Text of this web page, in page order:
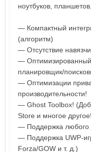
ноутбуков,
— Компактный
(алгоритм)
— Отсутствие
—
планировщик/
— Оптимизации
производительности!
— Ghost Toolbox!
Store и многое
— Поддержка любого
— Поддержка UWP-
Forza/GOW и т. д.)